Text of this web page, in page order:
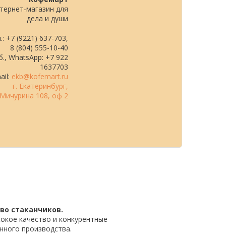
магазин для
дела и души
+7 (9221) 637-703,
8 (804) 555-10-40
WhatsApp: +7 922
1637703
ekb@kofemart.ru
г. Екатеринбург,
Мичурина 108, оф 2
стаканчиков.
качество и конкурентные
производства.